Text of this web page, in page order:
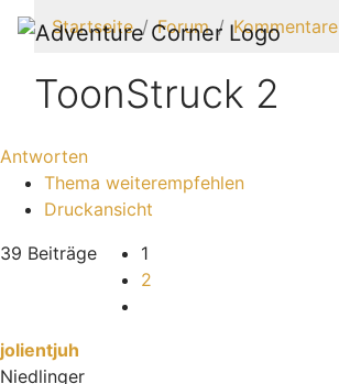
Startseite Forum Kommentare
ToonStruck 2
Antworten
Thema weiterempfehlen
Druckansicht
39 Beiträge
1
2
jolientjuh
Niedlinger